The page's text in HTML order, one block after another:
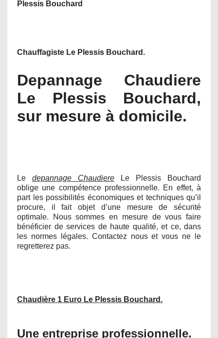
Plessis Bouchard
Chauffagiste Le Plessis Bouchard.
Depannage Chaudiere
Le Plessis Bouchard,
sur mesure à domicile.
Le depannage Chaudiere Le Plessis Bouchard
oblige une compétence professionnelle. En effet, à
part les possibilités économiques et techniques qu’il
procure, il fait objet d’une mesure de sécurité
optimale. Nous sommes en mesure de vous faire
bénéficier de services de haute qualité, et ce, dans
les normes légales. Contactez nous et vous ne le
regretterez pas.
Chaudière 1 Euro Le Plessis Bouchard.
Une entreprise professionnelle.